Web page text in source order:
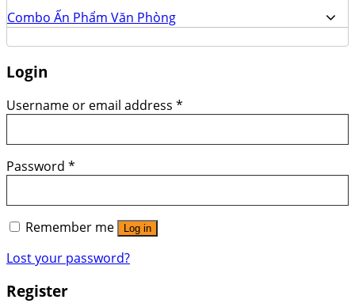
Combo Ấn Phẩm Văn Phòng
Login
Username or email address *
Password *
Remember me Log in
Lost your password?
Register